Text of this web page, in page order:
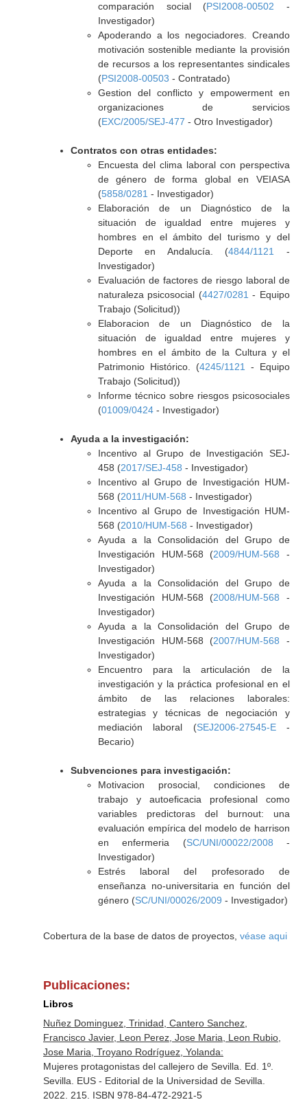
comparación social (PSI2008-00502 -
Investigador)
Apoderando a los negociadores. Creando
motivación sostenible mediante la provisión
de recursos a los representantes sindicales
(PSI2008-00503 - Contratado)
Gestion del conflicto y empowerment en
organizaciones de servicios
(EXC/2005/SEJ-477 - Otro Investigador)
Contratos con otras entidades:
Encuesta del clima laboral con perspectiva
de género de forma global en VEIASA
(5858/0281 - Investigador)
Elaboración de un Diagnóstico de la
situación de igualdad entre mujeres y
hombres en el ámbito del turismo y del
Deporte en Andalucía. (4844/1121
-
Investigador)
Evaluación de factores de riesgo laboral de
naturaleza psicosocial (4427/0281 - Equipo
Trabajo (Solicitud))
Elaboracion de un Diagnóstico de la
situación de igualdad entre mujeres y
hombres en el ámbito de la Cultura y el
Patrimonio Histórico. (4245/1121
- Equipo
Trabajo (Solicitud))
Informe técnico sobre riesgos psicosociales
(01009/0424- Investigador)
Ayuda a la investigación:
Incentivo al Grupo de Investigación SEJ-
458 (2017/SEJ-458 - Investigador)
Incentivo al Grupo de Investigación HUM-
568 (2011/HUM-568 - Investigador)
Incentivo al Grupo de Investigación HUM-
568 (2010/HUM-568 - Investigador)
Ayuda a la Consolidación del Grupo de
Investigación HUM-568 (2009/HUM-568 -
Investigador)
Ayuda a la Consolidación del Grupo de
Investigación HUM-568 (2008/HUM-568 -
Investigador)
Ayuda a la Consolidación del Grupo de
Investigación HUM-568 (2007/HUM-568 -
Investigador)
Encuentro para la articulación de la
investigación y la práctica profesional en el
ámbito de las relaciones laborales:
estrategias y técnicas de negociación y
mediación laboral (SEJ2006-27545-E-
Becario)
Subvenciones para investigación:
Motivacion prosocial, condiciones de
trabajo y autoeficacia profesional como
variables predictoras del burnout: una
evaluación empírica del modelo de harrison
en enfermeria (SC/UNI/00022/2008 -
Investigador)
Estrés laboral del profesorado de
enseñanza no-universitaria en función del
género (SC/UNI/00026/2009 - Investigador)
Cobertura de la base de datos de proyectos, véase aqui
Publicaciones:
Libros
Nuñez Dominguez, Trinidad, Cantero Sanchez,
Francisco Javier, Leon Perez, Jose Maria, Leon Rubio,
Jose Maria, Troyano Rodríguez, Yolanda:
Mujeres protagonistas del callejero de Sevilla. Ed. 1º.
Sevilla. EUS - Editorial de la Universidad de Sevilla.
2022. 215. ISBN 978-84-472-2921-5